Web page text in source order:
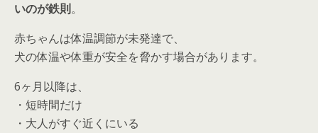
いのが鉄則。
赤ちゃんは体温調節が未発達で、
犬の体温や体重が安全を脅かす場合があります。
6ヶ月以降は、
・短時間だけ
・大人がすぐ近くにいる